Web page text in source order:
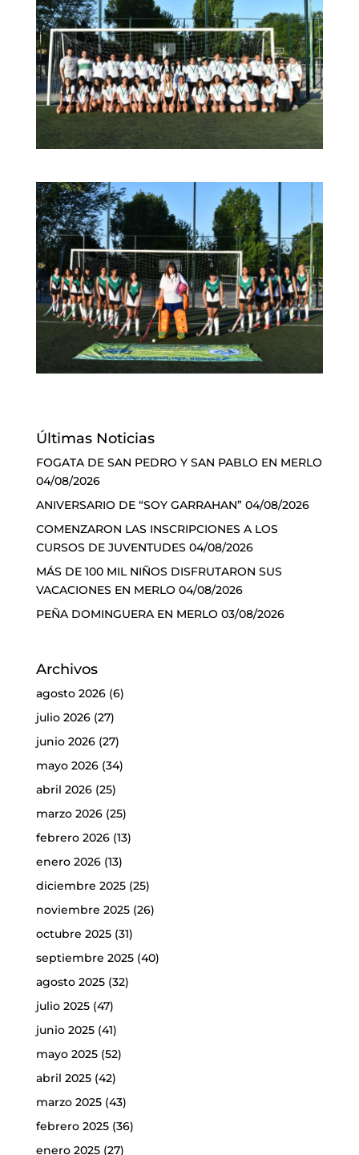
Últimas Noticias
FOGATA DE SAN PEDRO Y SAN PABLO EN MERLO
04/08/2026
ANIVERSARIO DE “SOY GARRAHAN” 04/08/2026
COMENZARON LAS INSCRIPCIONES A LOS
CURSOS DE JUVENTUDES 04/08/2026
MÁS DE 100 MIL NIÑOS DISFRUTARON SUS
VACACIONES EN MERLO 04/08/2026
PEÑA DOMINGUERA EN MERLO 03/08/2026
Archivos
agosto 2026(6)
julio 2026(27)
junio 2026(27)
mayo 2026(34)
abril 2026(25)
marzo 2026(25)
febrero 2026(13)
enero 2026(13)
diciembre 2025(25)
noviembre 2025(26)
octubre 2025(31)
septiembre 2025(40)
agosto 2025(32)
julio 2025(47)
junio 2025(41)
mayo 2025(52)
abril 2025(42)
marzo 2025(43)
febrero 2025(36)
enero 2025(27)